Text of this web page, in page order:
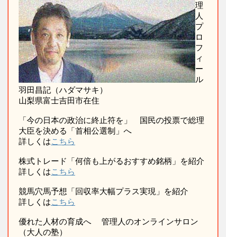
理
人
プ
ロ
フ
ィ
ー
ル
羽田昌記（ハダマサキ）
山梨県富士吉田市在住
「今の日本の政治に終止符を」 国民の投票で総理
大臣を決める「首相公選制」へ
詳しくはこちら
株式トレード「何倍も上がるおすすめ銘柄」を紹介
詳しくはこちら
競馬穴馬予想「回収率大幅プラス実現」を紹介
詳しくはこちら
優れた人材の育成へ 管理人のオンラインサロン
（大人の塾）